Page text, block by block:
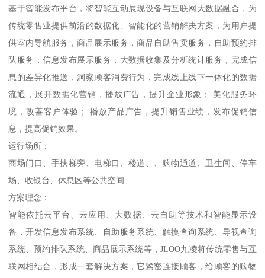
基于智能发布平台，将智能互动展现设备与互联网大数据融合，为
传统零售业提供前沿的数据化、智能化的营销解决方案，为用户提
供室内导航服务，商品展示服务，商品自助售卖服务，自助预约排
队服务，信息发布展示服务，大数据收集及分析统计服务，完成信
息的差异化推送，洞察顾客消费行为，完成线上线下一体化的数据
流通，展开数据化营销，播放广告，提升企业形象； 美化服务环
境，改善客户体验； 播放产品广告，提升销售业绩，发布促销信
息，提高促销效果。
运行场所：
商场门口、手扶梯旁、电梯口、楼道、、购物通道、卫生间、停车
场、收银台、休息区等公共空间
方案理念：
智能依托云平台、云应用、大数据、云自助等技术和智能显示设
备，开发信息发布系统、自助服务系统、触摸查询系统、导视查询
系统、预约排队系统、商品展示系统等，JLOO九凌将传统零售与互
联网相结合，形成一套解决方案，它紧密连接顾客，给顾客的购物